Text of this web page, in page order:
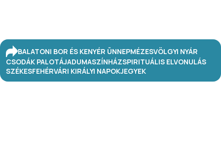
BALATONI BOR ÉS KENYÉR ÜNNEPMÉZESVÖLGYI NYÁR
CSODÁK PALOTÁJADUMASZÍNHÁZSPIRITUÁLIS ELVONULÁS
SZÉKESFEHÉRVÁRI KIRÁLYI NAPOKJEGYEK